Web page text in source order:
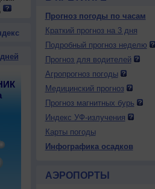
Прогноз погоды по часам
Краткий прогноз на 3 дня
Подробный прогноз неделю
Прогноз для водителей
Агропрогноз погоды
Медицинский прогноз
Прогноз магнитных бурь
Индекс УФ-излучения
Карты погоды
Инфографика осадков
АЭРОПОРТЫ